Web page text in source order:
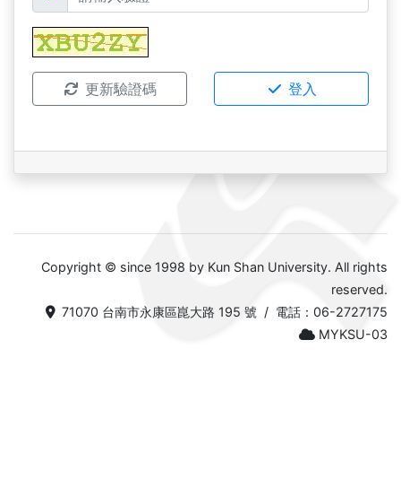
更新驗證碼 登入
Copyright © since 1998 by Kun Shan University. All rights
reserved.
71070 台南市永康區崑大路 195 號 / 電話：06-2727175
MYKSU-03